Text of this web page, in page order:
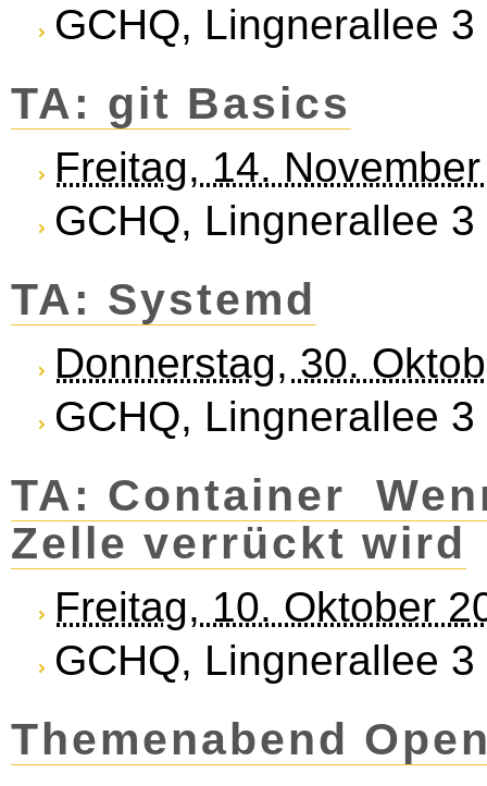
GCHQ, Lingnerallee 3
TA: git Basics
Freitag, 14.
GCHQ, Lingnerallee 3
TA: Systemd
Donnerstag, 30.
GCHQ, Lingnerallee 3
TA: Con­tai­ner
Zel­le ver­rückt wird
Freitag, 10. Oktober
GCHQ, Lingnerallee 3
Themenabend